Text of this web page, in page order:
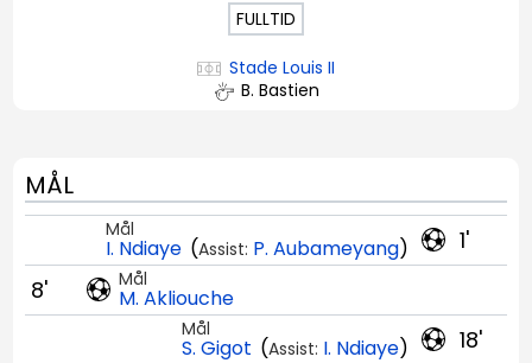
FULLTID
Stade Louis II
B. Bastien
MÅL
1'
Mål
I. Ndiaye (Assist: P. Aubameyang)
Mål
M. Akliouche
8'
18'
Mål
S. Gigot (Assist: I. Ndiaye)